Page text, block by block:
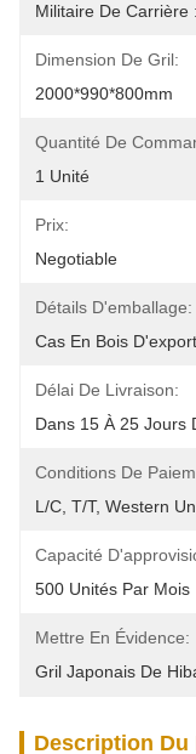
Militaire De Carrière
Dimension De Gril:
2000*990*800mm
Quantité De
1 Unité
Prix:
Negotiable
Détails D'emballage:
Cas En Bois
Délai De Livraison:
Dans 15 À 25 Jours
Conditions De
L/C, T/T, Western
Capacité
500 Unités Par Mois
Mettre En Évidence:
Gril Japonais De
Description Du